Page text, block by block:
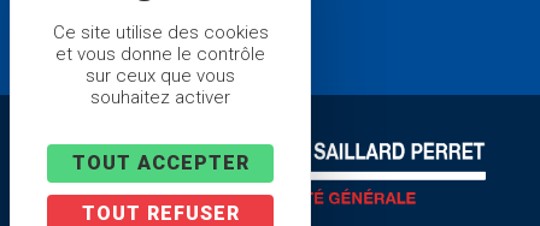
Mentions légales
Ce site utilise des cookies
et vous donne le contrôle
sur ceux que vous
souhaitez activer
TOUT ACCEPTER
TOUT REFUSER